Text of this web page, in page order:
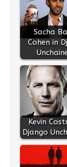
Sacha
Cohen in
Kevin
Django